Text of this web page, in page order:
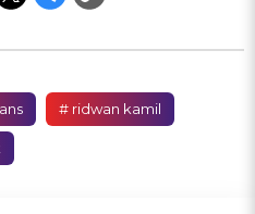
# ridwan kamil